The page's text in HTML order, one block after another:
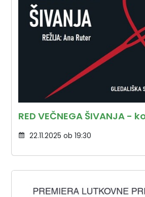
RED VEČNEGA ŠIVANJA -
22.11.2025 ob 19:30